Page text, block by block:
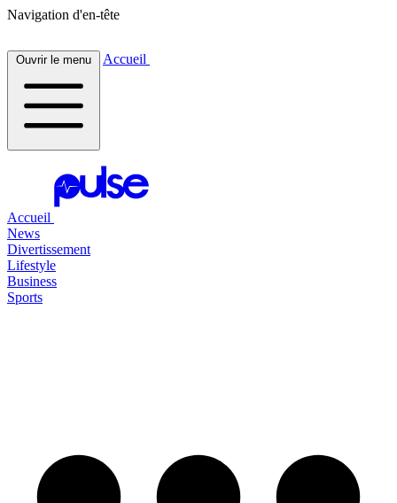
Navigation d'en-tête
Ouvrir le menu Accueil
Accueil
News
Divertissement
Lifestyle
Business
Sports